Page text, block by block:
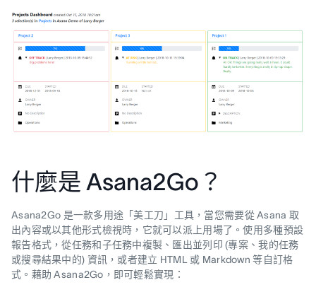
什麼是 Asana2Go？
Asana2Go 是一款多用途「美工刀」工具，當您需要從 Asana 取
出內容或以其他形式檢視時，它就可以派上用場了。使用多種預設
報告格式，從任務和子任務中複製、匯出並列印 (專案、我的任務
或搜尋結果中的) 資訊，或者建立 HTML 或 Markdown 等自訂格
式。藉助 Asana2Go，即可輕鬆實現：